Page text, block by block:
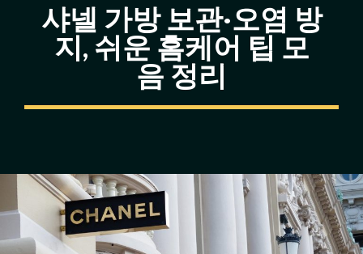
샤넬 가방 보관·오염 방
지, 쉬운 홈케어 팁 모
음 정리